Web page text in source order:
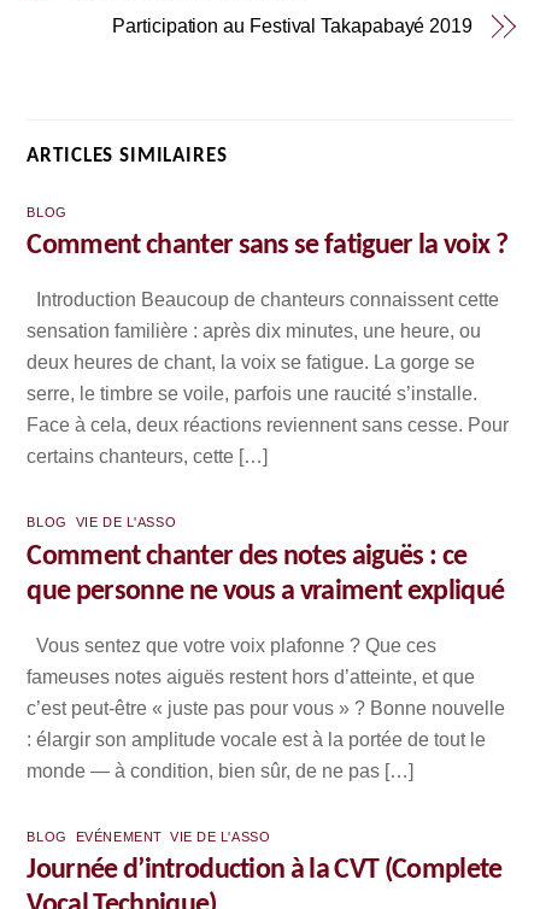
Participation au Festival Takapabayé 2019
ARTICLES SIMILAIRES
BLOG
Comment chanter sans se fatiguer la voix ?
Introduction Beaucoup de chanteurs connaissent cette
sensation familière : après dix minutes, une heure, ou
deux heures de chant, la voix se fatigue. La gorge se
serre, le timbre se voile, parfois une raucité s’installe.
Face à cela, deux réactions reviennent sans cesse. Pour
certains chanteurs, cette […]
BLOG VIE DE L'ASSO
Comment chanter des notes aiguës : ce
que personne ne vous a vraiment expliqué
Vous sentez que votre voix plafonne ? Que ces
fameuses notes aiguës restent hors d’atteinte, et que
c’est peut-être « juste pas pour vous » ? Bonne nouvelle
: élargir son amplitude vocale est à la portée de tout le
monde — à condition, bien sûr, de ne pas […]
BLOG EVÉNEMENT, VIE DE L'ASSO
Journée d’introduction à la CVT (Complete